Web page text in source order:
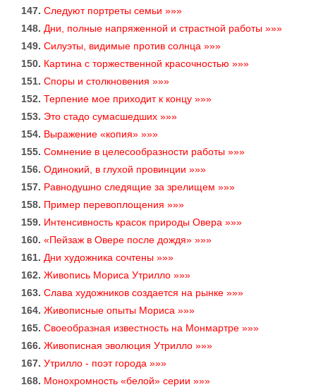
147. Следуют портреты семьи »»»
148. Дни, полные напряженной и страстной работы »»»
149. Силуэты, видимые против солнца »»»
150. Картина с торжественной красочностью »»»
151. Споры и столкновения »»»
152. Терпение мое приходит к концу »»»
153. Это стадо сумасшедших »»»
154. Выражение «копия» »»»
155. Сомнение в целесообразности работы »»»
156. Одинокий, в глухой провинции »»»
157. Равнодушно следящие за зрелищем »»»
158. Пример перевоплощения »»»
159. Интенсивность красок природы Овера »»»
160. «Пейзаж в Овере после дождя» »»»
161. Дни художника сочтены »»»
162. Живопись Мориса Утрилло »»»
163. Слава художников создается на рынке »»»
164. Живописные опыты Мориса »»»
165. Своеобразная известность на Монмартре »»»
166. Живописная эволюция Утрилло »»»
167. Утрилло - поэт города »»»
168. Монохромность «белой» серии »»»